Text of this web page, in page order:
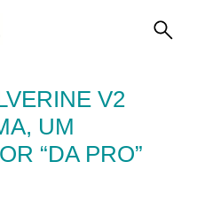
V2
UM
“DA PRO”